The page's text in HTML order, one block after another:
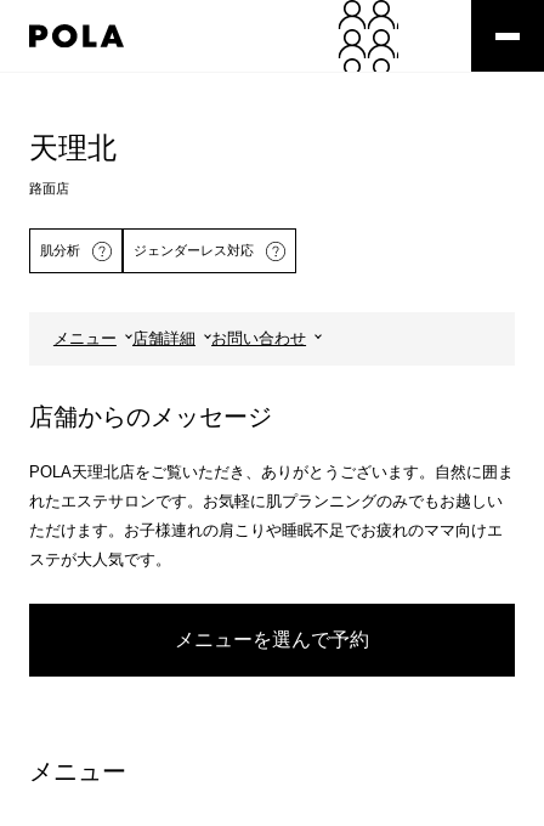
天理北
路面店
肌分析 ジェンダーレス対応
メニュー 店舗詳細 お問い合わせ
店舗からのメッセージ
POLA天理北店をご覧いただき、ありがとうございます。自然に囲ま
れたエステサロンです。お気軽に肌プランニングのみでもお越しい
ただけます。お子様連れの肩こりや睡眠不足でお疲れのママ向けエ
ステが大人気です。
メニューを選んで予約
メニュー